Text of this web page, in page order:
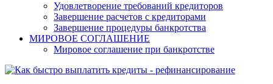
Удовлетворение требований кредиторов
Завершение расчетов с кредиторами
Завершение процедуры банкротства
МИРОВОЕ СОГЛАШЕНИЕ
Мировое соглашение при банкротстве